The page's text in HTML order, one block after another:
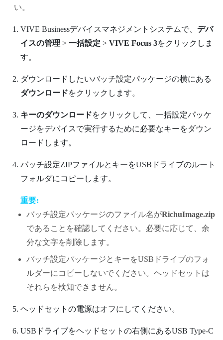
い。
VIVE Businessデバイスマネジメントシステムで、 デバ
イスの管理 > 一括設定 > VIVE Focus 3をクリックしま
す。
ダウンロードしたいバッチ設定パッケージの横にある
ダウンロードをクリックします。
キーのダウンロードをクリックして、一括設定パッケ
ージをデバイスで実行するために必要なキーをダウン
ロードします。
バッチ設定ZIPファイルとキーをUSBドライブのルート
フォルダにコピーします。
重要:
バッチ設定パッケージのファイル名がRichuImage.zip
であることを確認してください。必要に応じて、余
分な文字を削除します。
バッチ設定パッケージとキーをUSBドライブのフォ
ルダーにコピーしないでください。ヘッドセットは
それらを検知できません。
ヘッドセットの電源はオフにしてください。
USBドライブをヘッドセットの右側にあるUSB Type-C